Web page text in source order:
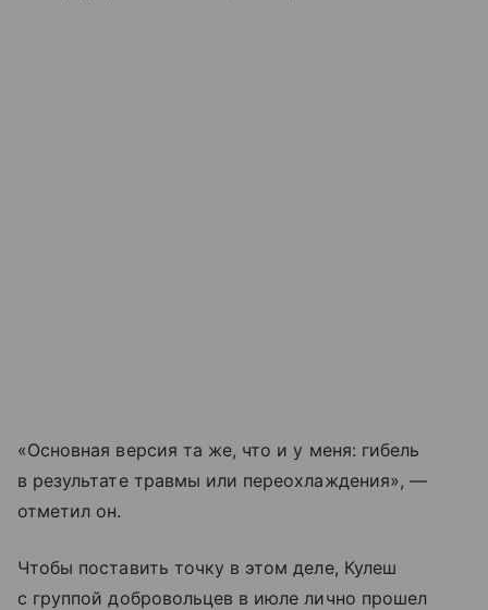
«Основная версия та же, что и у меня: гибель
в результате травмы или переохлаждения», —
отметил он.
Чтобы поставить точку в этом деле, Кулеш
с группой добровольцев в июле лично прошел